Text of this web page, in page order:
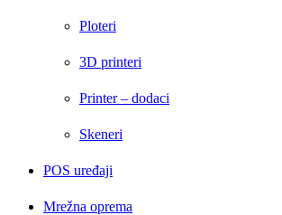
Ploteri
3D printeri
Printer – dodaci
Skeneri
POS uređaji
Mrežna oprema